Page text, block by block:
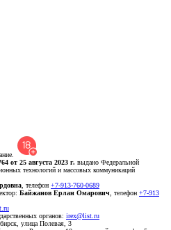
от 25 августа 2023 г. выдано Федеральной
технологий и массовых коммуникаций
, телефон +7-913-760-0689
Байжанов Ерлан Омарович , телефон +7-913
органов: irex@list.ru
улица Полевая, 3